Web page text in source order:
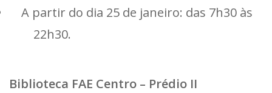
A partir do dia 25 de janeiro: das 7h30 às
22h30.
Biblioteca FAE Centro – Prédio II